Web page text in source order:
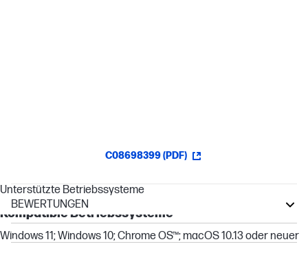
C08698399 (PDF)
Unterstützte Betriebssysteme
Kompatible Betriebssysteme
Windows 11; Windows 10; Chrome OS™; macOS 10.13 oder neuer
BEWERTUNGEN
ProBook
Pavilion